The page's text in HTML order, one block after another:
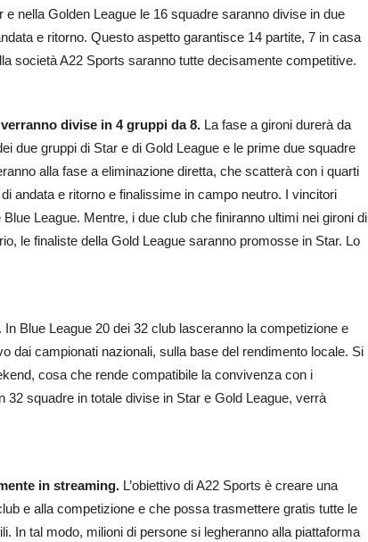
nella Golden League le 16 squadre saranno divise in due
e ritorno. Questo aspetto garantisce 14 partite, 7 in casa
società A22 Sports saranno tutte decisamente competitive.
divise in 4 gruppi da 8. La fase a gironi durerà da
due gruppi di Star e di Gold League e le prime due squadre
alla fase a eliminazione diretta, che scatterà con i quarti
andata e ritorno e finalissime in campo neutro. I vincitori
League. Mentre, i due club che finiranno ultimi nei gironi di
le finaliste della Gold League saranno promosse in Star. Lo
In Blue League 20 dei 32 club lasceranno la competizione e
dai campionati nazionali, sulla base del rendimento locale. Si
cosa che rende compatibile la convivenza con i
squadre in totale divise in Star e Gold League, verrà
in streaming. L’obiettivo di A22 Sports è creare una
e alla competizione e che possa trasmettere gratis tutte le
In tal modo, milioni di persone si legheranno alla piattaforma